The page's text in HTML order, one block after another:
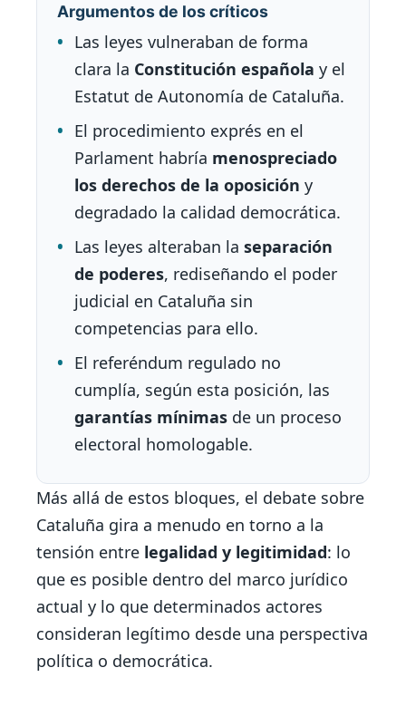
Argumentos de los críticos
Las leyes vulneraban de forma
clara la Constitución española y el
Estatut de Autonomía de Cataluña.
El procedimiento exprés en el
Parlament habría menospreciado
los derechos de la oposición y
degradado la calidad democrática.
Las leyes alteraban la separación
de poderes, rediseñando el poder
judicial en Cataluña sin
competencias para ello.
El referéndum regulado no
cumplía, según esta posición, las
garantías mínimasde un proceso
electoral homologable.
Más allá de estos bloques, el debate sobre
Cataluña gira a menudo en torno a la
tensión entre legalidad y legitimidad: lo
que es posible dentro del marco jurídico
actual y lo que determinados actores
consideran legítimo desde una perspectiva
política o democrática.